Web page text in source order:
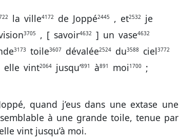
la ville4172 de Joppé2445 , et2532
je
3705 , [ savoir4632 ] un vase4632
3173 toile3607 dévalée2524 du3588 ciel3772
elle vint2064 jusqu’891 à891 moi 1700 ;
quand j’eus dans une extase une
à une grande toile, tenue par
vint jusqu’à moi.